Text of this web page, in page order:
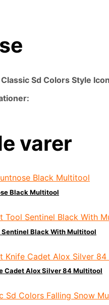
Sd Colors Style
varer
Black Multitool
Black With Multitool
Cadet Alox Silver 84 Multitool